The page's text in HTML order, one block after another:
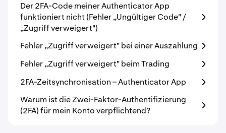
Der 2FA-Code meiner Authenticator App
funktioniert nicht (Fehler „Ungültiger Code" /
„Zugriff verweigert")
Fehler „Zugriff verweigert" bei einer Auszahlung
Fehler „Zugriff verweigert" beim Trading
2FA-Zeitsynchronisation – Authenticator App
Warum ist die Zwei-Faktor-Authentifizierung
(2FA) für mein Konto verpflichtend?